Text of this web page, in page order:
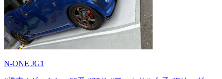
N-ONE JG1